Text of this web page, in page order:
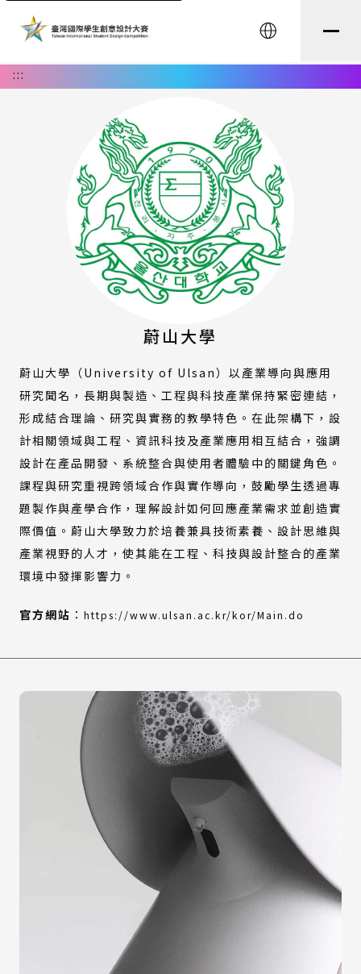
English
:::
蔚山大學
蔚山大學（University of Ulsan）以產業導向與應用
研究聞名，長期與製造、工程與科技產業保持緊密連結，
形成結合理論、研究與實務的教學特色。在此架構下，設
計相關領域與工程、資訊科技及產業應用相互結合，強調
設計在產品開發、系統整合與使用者體驗中的關鍵角色。
課程與研究重視跨領域合作與實作導向，鼓勵學生透過專
題製作與產學合作，理解設計如何回應產業需求並創造實
際價值。蔚山大學致力於培養兼具技術素養、設計思維與
產業視野的人才，使其能在工程、科技與設計整合的產業
環境中發揮影響力。
官方網站 ： https://www.ulsan.ac.kr/kor/Main.do